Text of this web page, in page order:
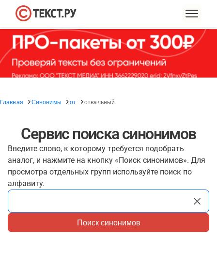
Главная Синонимы от отвальный
Сервис поиска синонимов
Введите слово, к которому требуется подобрать
аналог, и нажмите на кнопку «Поиск синонимов». Для
просмотра отдельных групп используйте поиск по
алфавиту.
Поиск синонимов